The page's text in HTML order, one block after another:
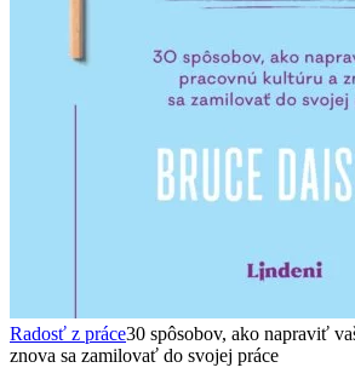
Radosť z práce30 spôsobov, ako napraviť
znova sa zamilovať do svojej práce